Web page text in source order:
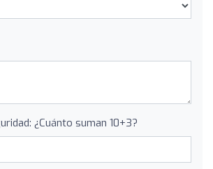
¿Cuánto suman 10+3?